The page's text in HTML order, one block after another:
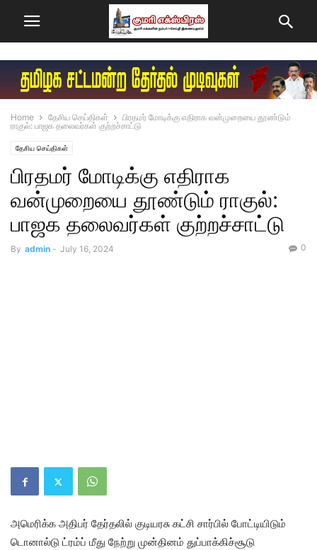
Home தேசிய செய்திகள்
பிரதமர் மோடிக்கு எதிராக வன்முறையை தூண்டும்
ராகுல்: பாஜக தலைவர்கள் குற்றச்சாட்டு
தேசிய செய்திகள்
பிரதமர் மோடிக்கு எதிராக
வன்முறையை தூண்டும் ராகுல்:
பாஜக தலைவர்கள் குற்றச்சாட்டு
By admin - July 16, 2024 0
அமெரிக்க அதிபர் தேர்தலில் குடியரசு கட்சி சார்பில் போட்டியிடும்
டொனால்டு ட்ரம்ப் மீது நேற்று முன்தினம் துப்பாக்கிச்சூடு